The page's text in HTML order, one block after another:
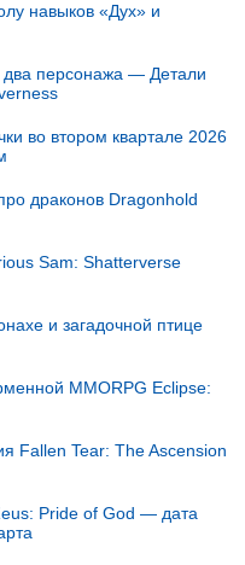
навыков «Дух» и
персонажа — Детали
во втором квартале 2026
драконов Dragonhold
Sam: Shatterverse
и загадочной птице
MMORPG Eclipse:
Fallen Tear: The Ascension
Pride of God — дата